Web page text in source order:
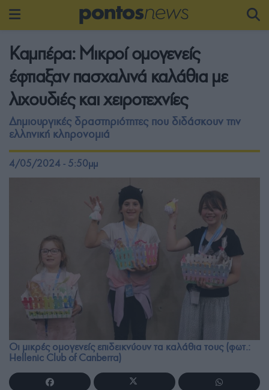
Καμπέρα: Μικροί ομογενείς
έφτιαξαν πασχαλινά καλάθια με
λιχουδιές και χειροτεχνίες
Δημιουργικές δραστηριότητες που διδάσκουν την
ελληνική κληρονομιά
4/05/2024 - 5:50μμ
Οι μικρές ομογενείς επιδεικνύουν τα καλάθια τους (φωτ.:
Hellenic Club of Canberra)